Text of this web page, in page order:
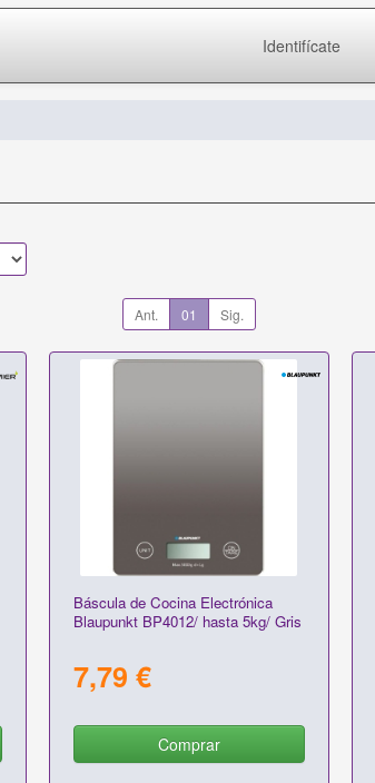
Identifícate
Ant. 01 Sig.
Báscula de Cocina Electrónica
Blaupunkt BP4012/ hasta 5kg/ Gris
7,79 €
Comprar